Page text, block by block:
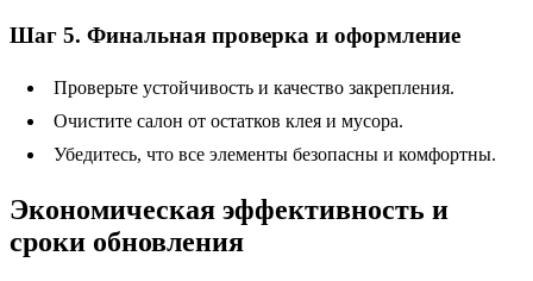
Шаг 5. Финальная проверка и оформление
Проверьте устойчивость и качество закрепления.
Очистите салон от остатков клея и мусора.
Убедитесь, что все элементы безопасны и комфортны.
Экономическая эффективность и
сроки обновления